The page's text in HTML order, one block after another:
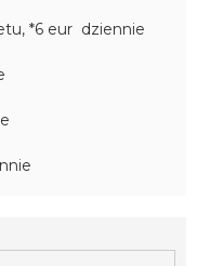
*6 eur dziennie